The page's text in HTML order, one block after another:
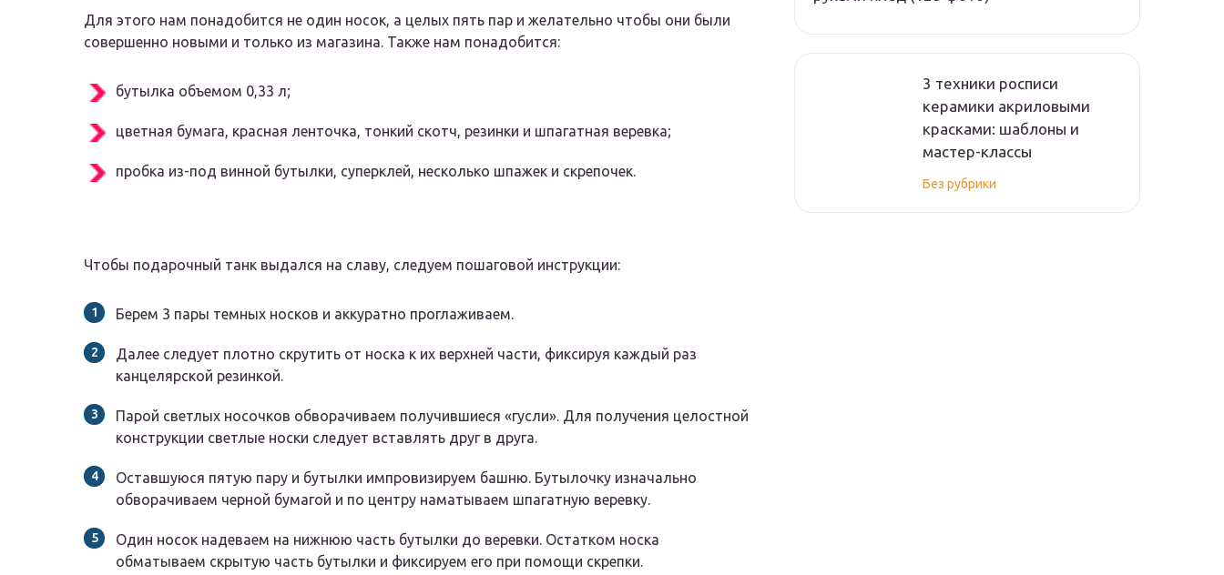
Для этого нам понадобится не один носок, а целых пять пар и желательно чтобы они были
совершенно новыми и только из магазина. Также нам понадобится:
бутылка объемом 0,33 л;
цветная бумага, красная ленточка, тонкий скотч, резинки и шпагатная веревка;
пробка из-под винной бутылки, суперклей, несколько шпажек и скрепочек.
Чтобы подарочный танк выдался на славу, следуем пошаговой инструкции:
Берем 3 пары темных носков и аккуратно проглаживаем.
Далее следует плотно скрутить от носка к их верхней части, фиксируя каждый раз
канцелярской резинкой.
Парой светлых носочков обворачиваем получившиеся «гусли». Для получения целостной
конструкции светлые носки следует вставлять друг в друга.
Оставшуюся пятую пару и бутылки импровизируем башню. Бутылочку изначально
обворачиваем черной бумагой и по центру наматываем шпагатную веревку.
Один носок надеваем на нижнюю часть бутылки до веревки. Остатком носка
обматываем скрытую часть бутылки и фиксируем его при помощи скрепки.
3 техники росписи
керамики акриловыми
красками: шаблоны и
мастер-классы
Без рубрики